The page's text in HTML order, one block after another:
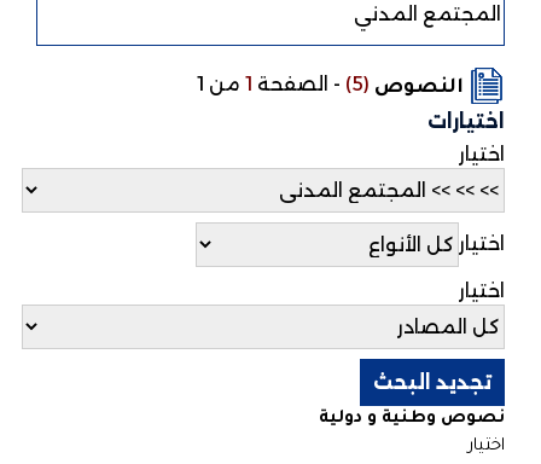
المجتمع المدني
النصوص (5)
-الصفحة1من 1
اختيارات
اختيار
اختيار
اختيار
نصوص وطنية و دولية
اختيار